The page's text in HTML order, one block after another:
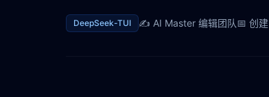
DeepSeek-TUI ✍️ AI Master 编辑团队📅 创建